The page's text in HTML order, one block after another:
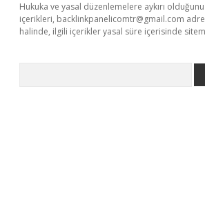
Hukuka ve yasal düzenlemelere aykırı
içerikleri, backlinkpanelicomtr@gmail.com
halinde, ilgili içerikler yasal süre içerisinde